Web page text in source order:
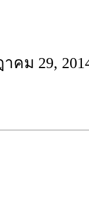
คม 29,